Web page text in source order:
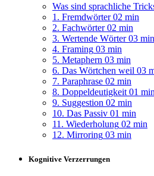
Was sind sprachliche
1. Fremdwörter 02 min
2. Fachwörter 02 min
3. Wertende Wörter 03 min
4. Framing 03 min
5. Metaphern 03 min
6. Das Wörtchen weil 03
7. Paraphrase 02 min
8. Doppeldeutigkeit 01 min
9. Suggestion 02 min
10. Das Passiv 01 min
11. Wiederholung 02 min
12. Mirroring 03 min
Kognitive Verzerrungen